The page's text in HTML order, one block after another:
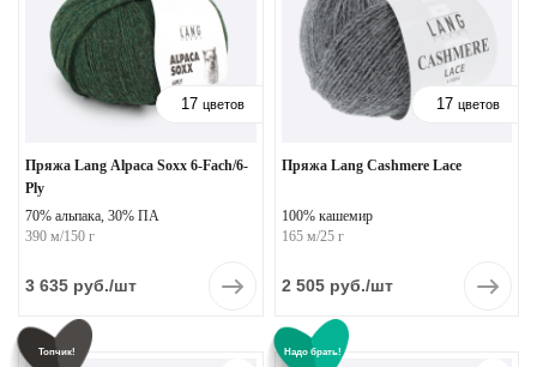
17 цветов
Пряжа Lang Alpaca Soxx 6-Fach/6-
Ply
70% альпака, 30% ПА
390 м/150 г
3 635 руб./шт
17 цветов
Пряжа Lang Cashmere Lace
100% кашемир
165 м/25 г
2 505руб./шт
Топчик! Надо брать!